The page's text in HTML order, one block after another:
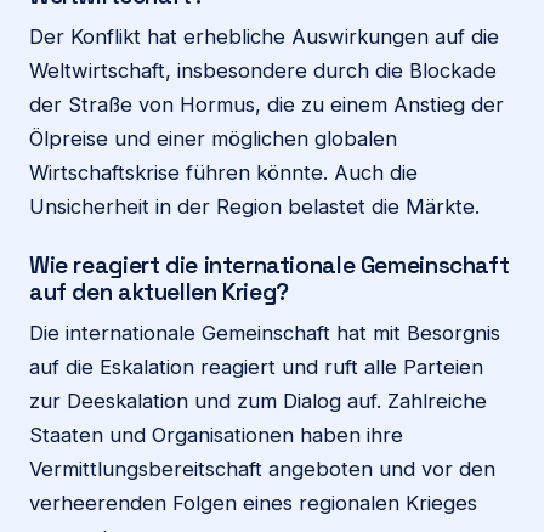
Der Konflikt hat erhebliche Auswirkungen auf die
Weltwirtschaft, insbesondere durch die Blockade
der Straße von Hormus, die zu einem Anstieg der
Ölpreise und einer möglichen globalen
Wirtschaftskrise führen könnte. Auch die
Unsicherheit in der Region belastet die Märkte.
Wie reagiert die internationale Gemeinschaft
auf den aktuellen Krieg?
Die internationale Gemeinschaft hat mit Besorgnis
auf die Eskalation reagiert und ruft alle Parteien
zur Deeskalation und zum Dialog auf. Zahlreiche
Staaten und Organisationen haben ihre
Vermittlungsbereitschaft angeboten und vor den
verheerenden Folgen eines regionalen Krieges